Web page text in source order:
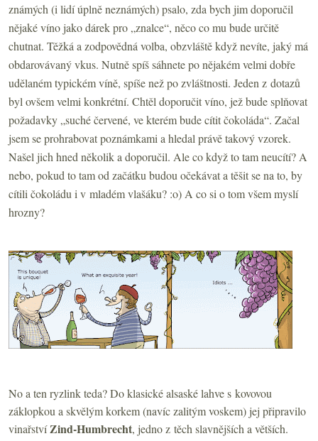
známých (i lidí úplně neznámých) psalo, zda bych jim doporučil
nějaké víno jako dárek pro „znalce“, něco co mu bude určitě
chutnat. Těžká a zodpovědná volba, obzvláště když nevíte, jaký má
obdarovávaný vkus. Nutně spíš sáhnete po nějakém velmi dobře
udělaném typickém víně, spíše než po zvláštnosti. Jeden z dotazů
byl ovšem velmi konkrétní. Chtěl doporučit víno, jež bude splňovat
požadavky „suché červené, ve kterém bude cítit čokoláda“. Začal
jsem se prohrabovat poznámkami a hledal právě takový vzorek.
Našel jich hned několik a doporučil. Ale co když to tam neucítí? A
nebo, pokud to tam od začátku budou očekávat a těšit se na to, by
cítili čokoládu i v mladém vlašáku? :o) A co si o tom všem myslí
hrozny?
No a ten ryzlink teda? Do klasické alsaské lahve s kovovou
záklopkou a skvělým korkem (navíc zalitým voskem) jej připravilo
vinařstvíZind-Humbrecht, jedno z těch slavnějších a větších.